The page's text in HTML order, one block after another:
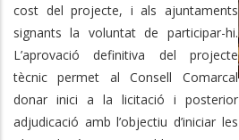
cost del projecte, i als ajuntaments
signants la voluntat de participar-hi.
L’aprovació definitiva del projecte
tècnic permet al Consell Comarcal
donar inici a la licitació i posterior
adjudicació amb l’objectiu d’iniciar les